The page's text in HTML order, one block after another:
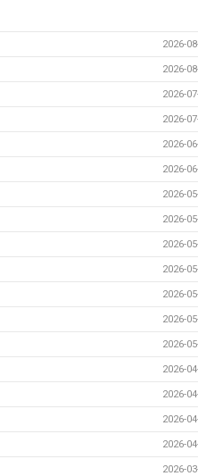
2026-
2026-
2026-
2026-
2026-
2026-
2026-
2026-
2026-
2026-
2026-
2026-
2026-
2026-
2026-
2026-
2026-
2026-